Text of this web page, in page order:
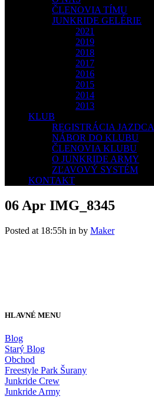
ČLENOVIA TÍMU
JUNKRIDE GELÉRIE
2021
2019
2018
2017
2016
2015
2014
2013
KLUB
REGISTRÁCIA JAZDCA
NÁBOR DO KLUBU
ČLENOVIA KLUBU
O JUNKRIDE ARMY
ZĽAVOVÝ SYSTÉM
KONTAKT
06 Apr IMG_8345
Posted at 18:55h in by Maker
HLAVNÉ MENU
Blog
Starý Blog
Obchod
Freestyle Park Šurany
Junkride Crew
Junkride Army